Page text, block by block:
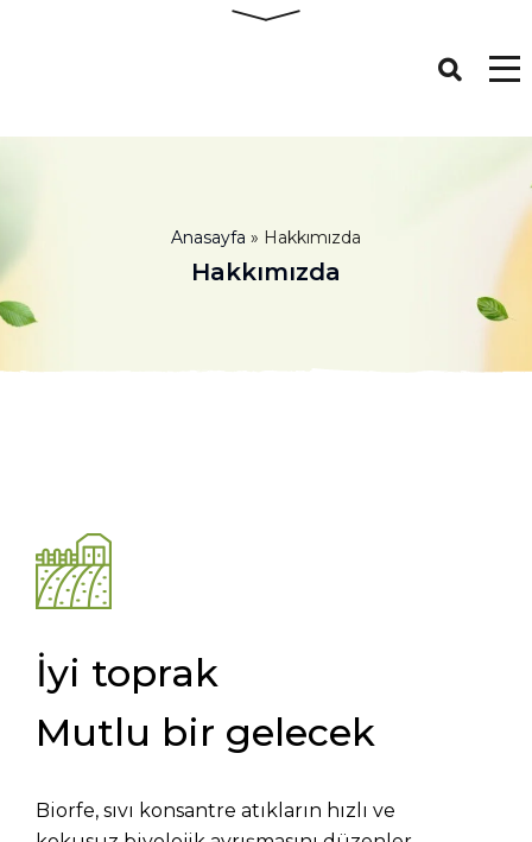
Anasayfa » Hakkımızda
Hakkımızda
İyi toprak
Mutlu bir gelecek
Biorfe, sıvı konsantre atıkların hızlı ve